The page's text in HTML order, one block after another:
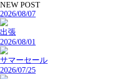
NEW POST
2026/08/07
出張
2026/08/01
サマーセール
2026/07/25